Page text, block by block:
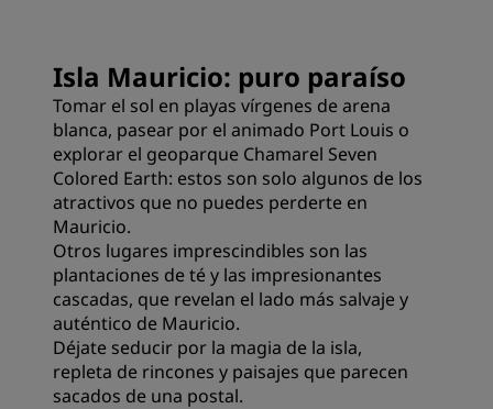
Isla Mauricio: puro paraíso
Tomar el sol en playas vírgenes de arena
blanca, pasear por el animado Port Louis o
explorar el geoparque Chamarel Seven
Colored Earth: estos son solo algunos de los
atractivos que no puedes perderte en
Mauricio.
Otros lugares imprescindibles son las
plantaciones de té y las impresionantes
cascadas, que revelan el lado más salvaje y
auténtico de Mauricio.
Déjate seducir por la magia de la isla,
repleta de rincones y paisajes que parecen
sacados de una postal.